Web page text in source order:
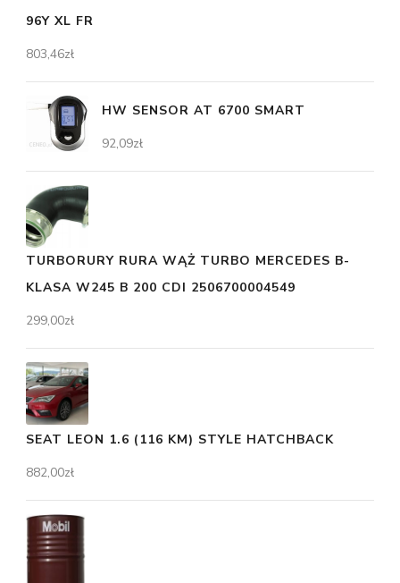
96Y XL FR
803,46zł
HW SENSOR AT 6700 SMART
92,09zł
TURBORURY RURA WĄŻ TURBO MERCEDES B-
KLASA W245 B 200 CDI 2506700004549
299,00zł
SEAT LEON 1.6 (116 KM) STYLE HATCHBACK
882,00zł